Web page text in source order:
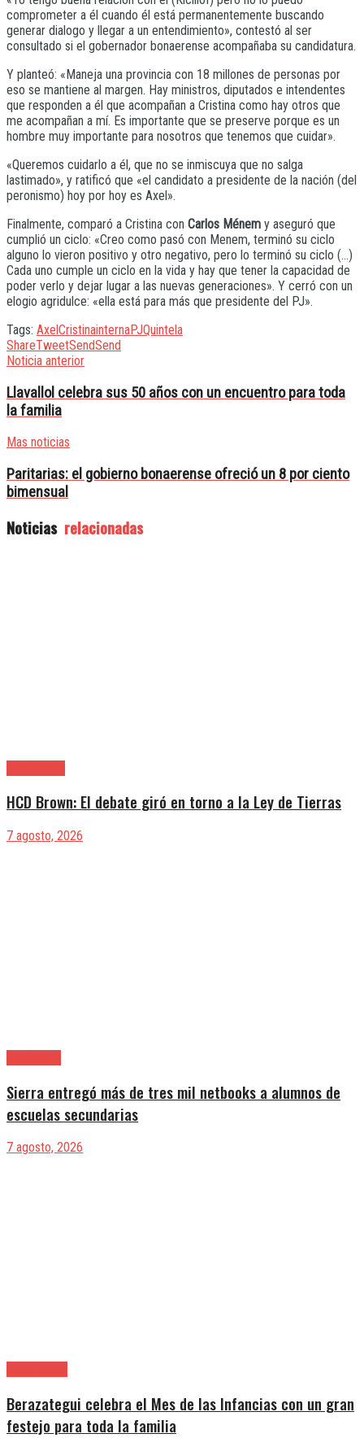
comprometer a él cuando él está permanentemente buscando
generar dialogo y llegar a un entendimiento», contestó al ser
consultado si el gobernador bonaerense acompañaba su candidatura.
Y planteó: «Maneja una provincia con 18 millones de personas por
eso se mantiene al margen. Hay ministros, diputados e intendentes
que responden a él que acompañan a Cristina como hay otros que
me acompañan a mí. Es importante que se preserve porque es un
hombre muy importante para nosotros que tenemos que cuidar».
«Queremos cuidarlo a él, que no se inmiscuya que no salga
lastimado», y ratificó que «el candidato a presidente de la nación (del
peronismo) hoy por hoy es Axel».
Finalmente, comparó a Cristina con Carlos Ménem y aseguró que
cumplió un ciclo: «Creo como pasó con Menem, terminó su ciclo
alguno lo vieron positivo y otro negativo, pero lo terminó su ciclo (…)
Cada uno cumple un ciclo en la vida y hay que tener la capacidad de
poder verlo y dejar lugar a las nuevas generaciones». Y cerró con un
elogio agridulce: «ella está para más que presidente del PJ».
Tags: AxelCristinainternaPJQuintela
ShareTweetSendSend
Noticia anterior
Llavallol celebra sus 50 años con un encuentro para toda
la familia
Mas noticias
Paritarias: el gobierno bonaerense ofreció un 8 por ciento
bimensual
Noticias relacionadas
HCD Brown: El debate giró en torno a la Ley de Tierras
7 agosto, 2026
Sierra entregó más de tres mil netbooks a alumnos de
escuelas secundarias
7 agosto, 2026
Berazategui celebra el Mes de las Infancias con un gran
festejo para toda la familia